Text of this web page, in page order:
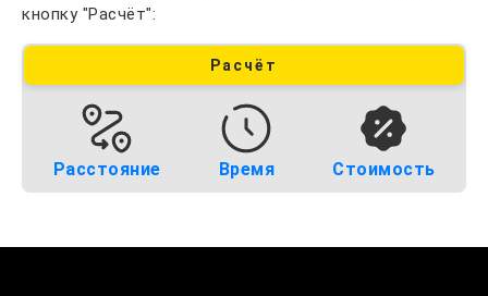
кнопку "Расчёт":
Расчёт
Расстояние Время Стоимость